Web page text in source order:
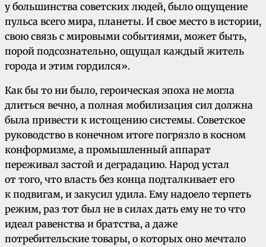
у большинства советских людей, было ощущение
пульса всего мира, планеты. И свое место в истории,
свою связь с мировыми событиями, может быть,
порой подсознательно, ощущал каждый житель
города и этим гордился».
Как бы то ни было, героическая эпоха не могла
длиться вечно, а полная мобилизация сил должна
была привести к истощению системы. Советское
руководство в конечном итоге погрязло в косном
конформизме, а промышленный аппарат
переживал застой и деградацию. Народ устал
от того, что власть без конца подталкивает его
к подвигам, и закусил удила. Ему надоело терпеть
режим, раз тот был не в силах дать ему не то что
идеал равенства и братства, а даже
потребительские товары, о которых оно мечтало